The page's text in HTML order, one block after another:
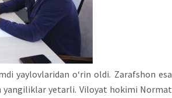
yaylovlaridan o‘rin oldi. Zarafshon esa
yangiliklar yetarli. Viloyat hokimi Normat